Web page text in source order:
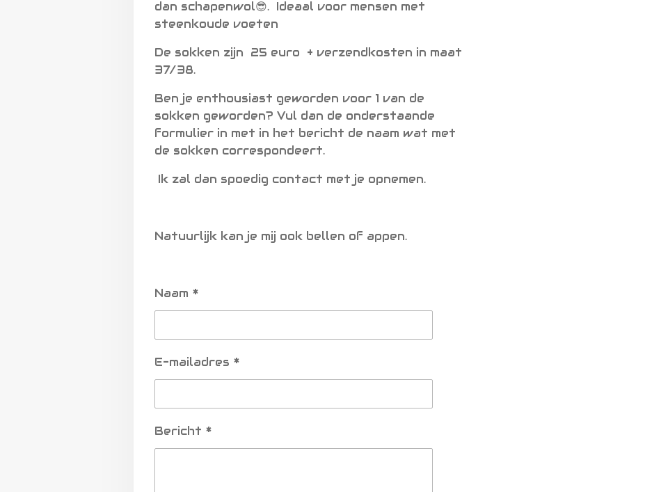
dan schapenwol😎. Ideaal voor mensen met
steenkoude voeten
De sokken zijn 25 euro + verzendkosten in maat
37/38.
Ben je enthousiast geworden voor 1 van de
sokken geworden? Vul dan de onderstaande
formulier in met in het bericht de naam wat met
de sokken correspondeert.
Ik zal dan spoedig contact met je opnemen.
Natuurlijk kan je mij ook bellen of appen.
Naam *
E-mailadres *
Bericht *